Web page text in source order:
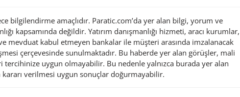
bilgilendirme amaçlıdır. Paratic.com’da yer alan bilgi, yorum ve
kapsamında değildir. Yatırım danışmanlığı hizmeti, aracı kurumlar,
mevduat kabul etmeyen bankalar ile müşteri arasında imzalanacak
çerçevesinde sunulmaktadır. Bu haberde yer alan görüşler, mali
uygun olmayabilir. Bu nedenle yalnızca burada yer alan
kararı verilmesi uygun sonuçlar doğurmayabilir.